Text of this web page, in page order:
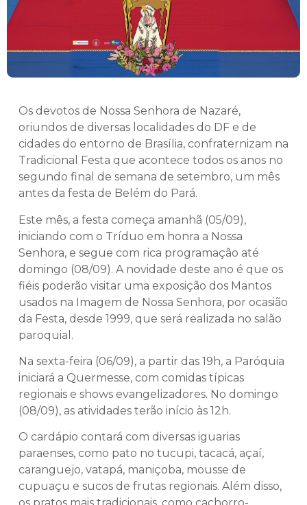
Os devotos de Nossa Senhora de Nazaré,
oriundos de diversas localidades do DF e de
cidades do entorno de Brasília, confraternizam na
Tradicional Festa que acontece todos os anos no
segundo final de semana de setembro, um mês
antes da festa de Belém do Pará.
Este mês, a festa começa amanhã (05/09),
iniciando com o Tríduo em honra a Nossa
Senhora, e segue com rica programação até
domingo (08/09). A novidade deste ano é que os
fiéis poderão visitar uma exposição dos Mantos
usados na Imagem de Nossa Senhora, por ocasião
da Festa, desde 1999, que será realizada no salão
paroquial.
Na sexta-feira (06/09), a partir das 19h, a Paróquia
iniciará a Quermesse, com comidas típicas
regionais e shows evangelizadores. No domingo
(08/09), as atividades terão início às 12h.
O cardápio contará com diversas iguarias
paraenses, como pato no tucupi, tacacá, açaí,
caranguejo, vatapá, maniçoba, mousse de
cupuaçu e sucos de frutas regionais. Além disso,